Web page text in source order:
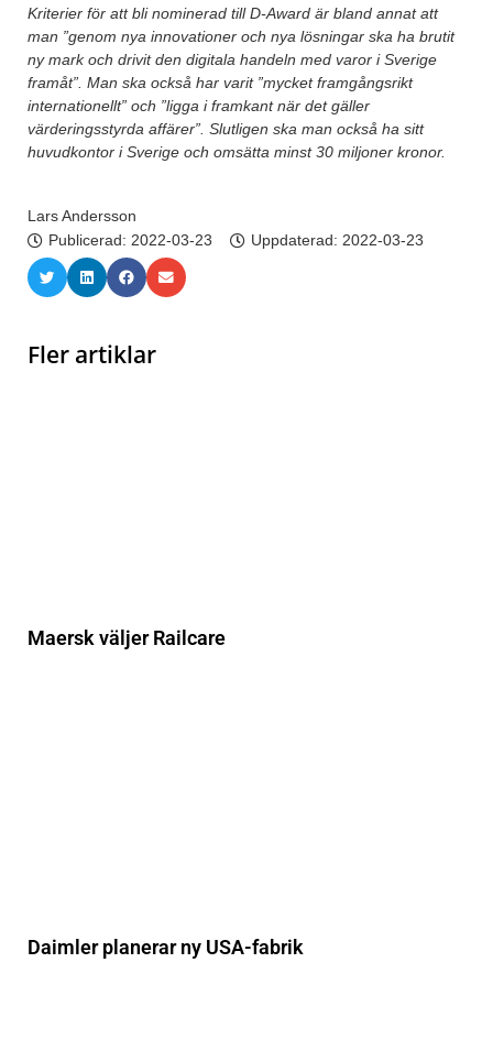
Kriterier för att bli nominerad till D-Award är bland annat att
man ”genom nya innovationer och nya lösningar ska ha brutit
ny mark och drivit den digitala handeln med varor i Sverige
framåt”. Man ska också har varit ”mycket framgångsrikt
internationellt” och ”ligga i framkant när det gäller
värderingsstyrda affärer”. Slutligen ska man också ha sitt
huvudkontor i Sverige och omsätta minst 30 miljoner kronor.
Lars Andersson
Publicerad: 2022-03-23 Uppdaterad: 2022-03-23
Fler artiklar
Maersk väljer Railcare
Daimler planerar ny USA-fabrik